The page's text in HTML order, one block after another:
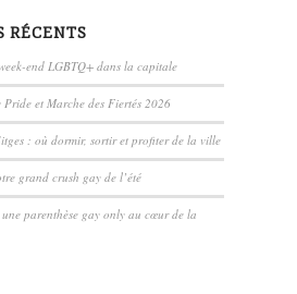
RÉCENTS
end LGBTQ+ dans la capitale
et Marche des Fiertés 2026
: où dormir, sortir et profiter de la ville
grand crush gay de l’été
parenthèse gay only au cœur de la